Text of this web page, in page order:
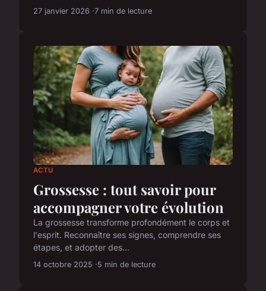
27 janvier 2026 7 min de lecture
ACTU
Grossesse : tout savoir pour
accompagner votre évolution
La grossesse transforme profondément le corps et
l'esprit. Reconnaître ses signes, comprendre ses
étapes, et adopter des...
14 octobre 2025 5 min de lecture